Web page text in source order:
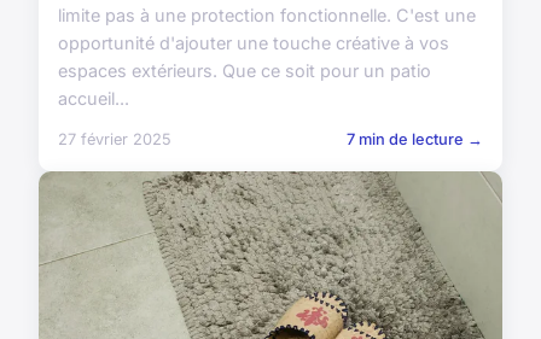
limite pas à une protection fonctionnelle. C'est une
opportunité d'ajouter une touche créative à vos
espaces extérieurs. Que ce soit pour un patio
accueil...
27 février 2025 7 min de lecture →